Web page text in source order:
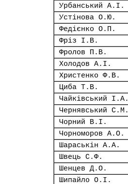
Урбанський А.І.
Устінова О.Ю.
Федієнко О.П.
Фріз І.В.
Фролов П.В.
Холодов А.І.
Христенко Ф.В.
Циба Т.В.
Чайківський І.А.
Чернявський С.М.
Чорний В.І.
Чорноморов А.О.
Шараськін А.А.
Швець С.Ф.
Шенцев Д.О.
Шипайло О.І.